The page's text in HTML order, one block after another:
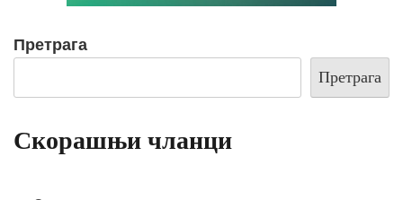
Претрага
Претрага
Скорашњи чланци